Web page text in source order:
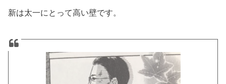
新は太一にとって高い壁です。